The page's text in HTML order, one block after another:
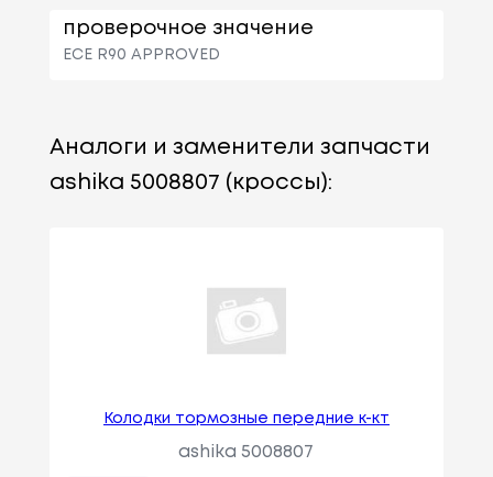
проверочное значение
ECE R90 APPROVED
Аналоги и заменители запчасти
ashika 5008807 (кроссы):
Колодки тормозные передние к-кт
ashika 5008807